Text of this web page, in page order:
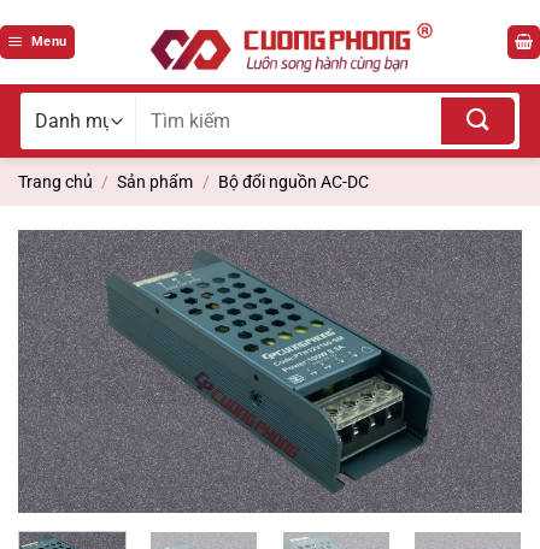
qua
Menu
Tìm
Trang chủ / Sản phẩm / Bộ đổi nguồn AC-DC